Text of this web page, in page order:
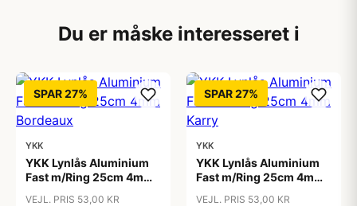
Du er måske interesseret i
SPAR 27%
YKK
YKK Lynlås Aluminium
Fast m/Ring 25cm 4mm
VEJL. PRIS 53,00 KR
SPAR 27%
YKK
YKK Lynlås Aluminium
Fast m/Ring 25cm 4mm
VEJL. PRIS 53,00 KR